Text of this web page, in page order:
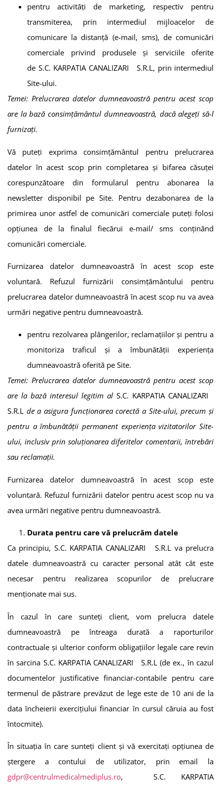
pentru activităţi de marketing, respectiv pentru
transmiterea, prin intermediul mijloacelor de
comunicare la distanţă (e-mail, sms), de comunicări
comerciale privind produsele şi serviciile oferite
de S.C. KARPATIA CANALIZARI S.R.L, prin intermediul
Site-ului.
Temei: Prelucrarea datelor dumneavoastră pentru acest scop
are la bază consimțământul dumneavoastră, dacă alegeți să-l
furnizați.
Vă puteți exprima consimțământul pentru prelucrarea
datelor în acest scop prin completarea și bifarea căsuței
corespunzătoare din formularul pentru abonarea la
newsletter disponibil pe Site. Pentru dezabonarea de la
primirea unor astfel de comunicări comerciale puteți folosi
opţiunea de la finalul fiecărui e-mail/ sms conţinând
comunicări comerciale.
Furnizarea datelor dumneavoastră în acest scop este
voluntară. Refuzul furnizării consimțământului pentru
prelucrarea datelor dumneavoastră în acest scop nu va avea
urmări negative pentru dumneavoastră.
pentru rezolvarea plângerilor, reclamaţiilor şi pentru a
monitoriza traficul și a îmbunătăţii experiența
dumneavoastră oferită pe Site.
Temei: Prelucrarea datelor dumneavoastră pentru acest scop
are la bază interesul legitim al S.C. KARPATIA CANALIZARI
S.R.L de a asigura funcționarea corectă a Site-ului, precum și
pentru a îmbunătății permanent experiența vizitatorilor Site-
ului, inclusiv prin soluționarea diferitelor comentarii, întrebări
sau reclamații.
Furnizarea datelor dumneavoastră în acest scop este
voluntară. Refuzul furnizării datelor pentru acest scop nu va
avea urmări negative pentru dumneavoastră.
Durata pentru care vă prelucrăm datele
Ca principiu, S.C. KARPATIA CANALIZARI S.R.L va prelucra
datele dumneavoastră cu caracter personal atât cât este
necesar pentru realizarea scopurilor de prelucrare
menționate mai sus.
În cazul în care sunteți client, vom prelucra datele
dumneavoastră pe întreaga durată a raporturilor
contractuale și ulterior conform obligaţiilor legale care revin
în sarcina S.C. KARPATIA CANALIZARI S.R.L (de ex., în cazul
documentelor justificative financiar-contabile pentru care
termenul de păstrare prevăzut de lege este de 10 ani de la
data încheierii exerciţiului financiar în cursul căruia au fost
întocmite).
În situaţia în care sunteți client și vă exercitați opțiunea de
ştergere a contului de utilizator, prin email la
gdpr@centrulmedicalmediplus.ro,
S.C. KARPATIA